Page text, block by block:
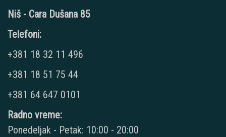
Niš - Cara Dušana 85
Telefoni:
+381 18 32 11 496
+381 18 51 75 44
+381 64 647 0101
Radno vreme:
Ponedeljak - Petak: 10:00 - 20:00